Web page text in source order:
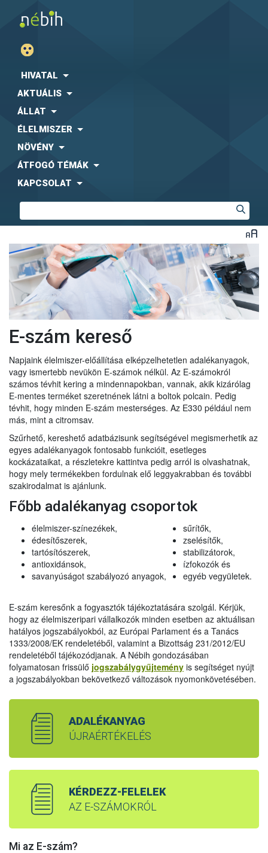
HIVATAL
AKTUÁLIS
ÁLLAT
ÉLELMISZER
NÖVÉNY
ÁTFOGÓ TÉMÁK
KAPCSOLAT
E-szám kereső
Napjaink élelmiszer-előállítása elképzelhetetlen adalékanyagok,
vagy ismertebb nevükön E-számok nélkül. Az E-számokról
számos tévhit kering a mindennapokban, vannak, akik kizárólag
E-mentes terméket szeretnének látni a boltok polcain. Pedig
tévhit, hogy minden E-szám mesterséges. Az E330 például nem
más, mint a citromsav.
Szűrhető, kereshető adatbázisunk segítségével megismerhetik az
egyes adalékanyagok fontosabb funkcióit, esetleges
kockázataikat, a részletekre kattintva pedig arról is olvashatnak,
hogy mely termékekben fordulnak elő leggyakrabban és további
szakirodalmat is ajánlunk.
Főbb adalékanyag csoportok
élelmiszer-színezékek,
édesítőszerek,
tartósítószerek,
antioxidánsok,
savanyúságot szabályozó anyagok,
sűrítők,
zselésítők,
stabilizátorok,
ízfokozók és
egyéb vegyületek.
E-szám keresőnk a fogyasztók tájékoztatására szolgál. Kérjük,
hogy az élelmiszeripari vállalkozók minden esetben az aktuálisan
hatályos jogszabályokból, az Európai Parlament és a Tanács
1333/2008/EK rendeletéből, valamint a Bizottság 231/2012/EU
rendeletéből tájékozódjanak. A Nébih gondozásában
folyamatosan frissülő jogszabálygyűjtemény is segítséget nyújt
a jogszabályokban bekövetkező változások nyomonkövetésében.
ADALÉKANYAG
ÚJRAÉRTÉKELÉS
KÉRDEZZ-FELELEK
AZ E-SZÁMOKRÓL
Mi az E-szám?